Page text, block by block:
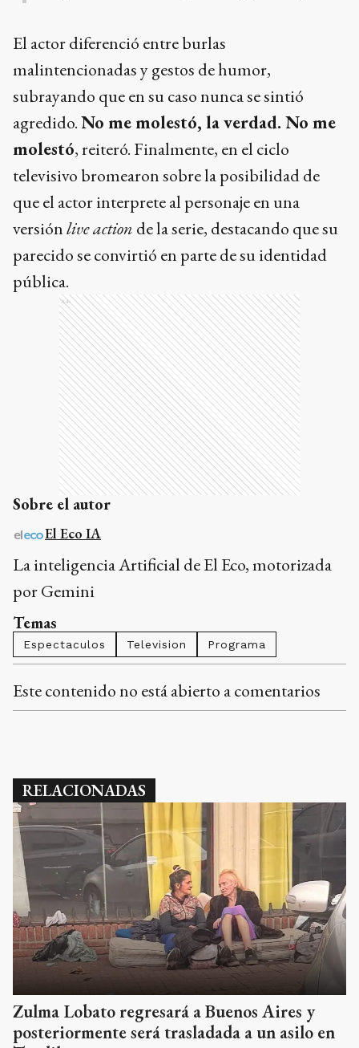
El actor diferenció entre burlas
malintencionadas y gestos de humor,
subrayando que en su caso nunca se sintió
agredido.No me molestó, la verdad. No me
molestó, reiteró. Finalmente, en el ciclo
televisivo bromearon sobre la posibilidad de
que el actor interprete al personaje en una
versiónlive action de la serie, destacando que su
parecido se convirtió en parte de su identidad
pública.
Ads
Sobre el autor
El Eco IA
La inteligencia Artificial de El Eco, motorizada
por Gemini
Temas
Espectaculos Television Programa
Este contenido no está abierto a comentarios
RELACIONADAS
Zulma Lobato regresará a Buenos Aires y
posteriormente será trasladada a un asilo en